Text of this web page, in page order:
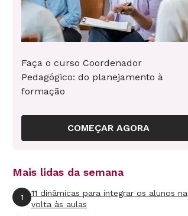
Faça o curso Coordenador
Pedagógico: do planejamento à
formação
COMEÇAR AGORA
Mais lidas da semana
1
11 dinâmicas para integrar os alunos na
volta às aulas